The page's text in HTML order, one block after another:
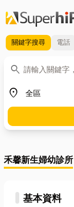
關鍵字搜尋 電話
search
關鍵字
place
地區
禾馨新生婦幼診所
基本資料